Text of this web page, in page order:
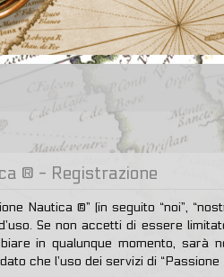
® - Registrazione
Nautica ®” (in seguito “noi”,
Se non accetti di essere
in qualunque momento,
che l’uso dei servizi di